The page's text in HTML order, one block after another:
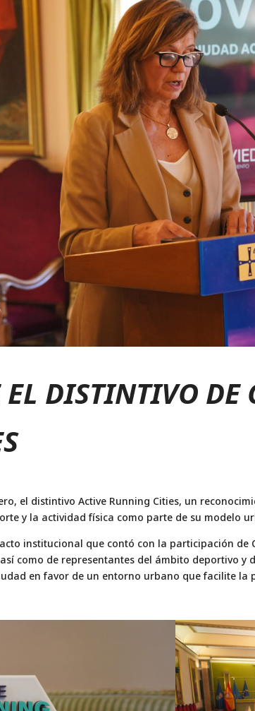
DISTINTIVO DE
el distintivo Active Running Cities, un
y la actividad física como parte de su modelo
institucional que contó con la participación de
como de representantes del ámbito deportivo y
en favor de un entorno urbano que facilite la